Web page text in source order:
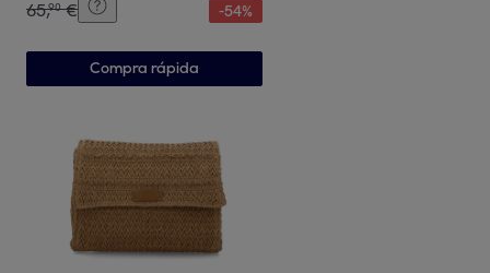
65,90 € -54%
Compra rápida